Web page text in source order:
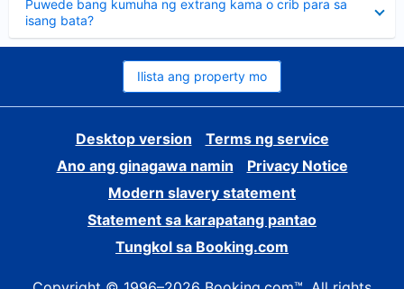
Puwede bang kumuha ng extrang kama o crib para sa
isang bata?
ang
sagot
Ilista ang property mo
Desktop version
Terms ng service
Ano ang ginagawa namin
Privacy Notice
Modern slavery statement
Statement sa karapatang pantao
Tungkol sa Booking.com